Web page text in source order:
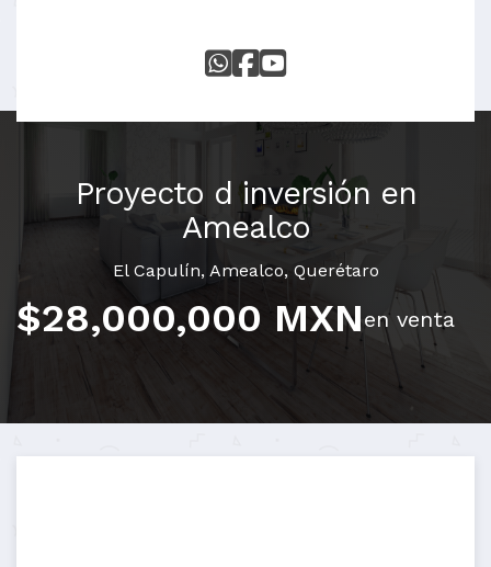
Proyecto d inversión en
Amealco
El Capulín, Amealco, Querétaro
$28,000,000 MXNen venta